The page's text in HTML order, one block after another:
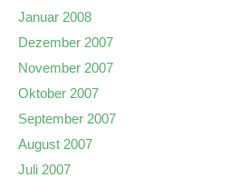
Januar 2008
Dezember 2007
November 2007
Oktober 2007
September 2007
August 2007
Juli 2007